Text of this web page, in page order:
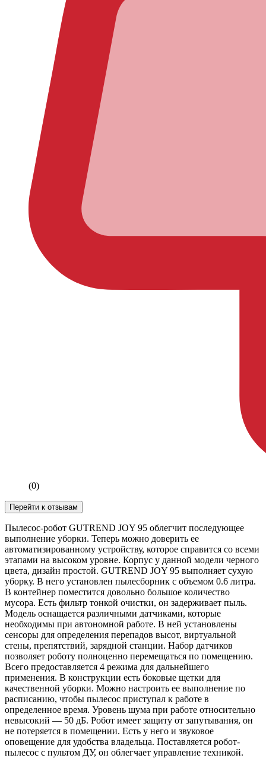
(0)
Перейти к отзывам
Пылесос-робот GUTREND JOY 95 облегчит последующее
выполнение уборки. Теперь можно доверить ее
автоматизированному устройству, которое справится со всеми
этапами на высоком уровне. Корпус у данной модели черного
цвета, дизайн простой. GUTREND JOY 95 выполняет сухую
уборку. В него установлен пылесборник с объемом 0.6 литра.
В контейнер поместится довольно большое количество
мусора. Есть фильтр тонкой очистки, он задерживает пыль.
Модель оснащается различными датчиками, которые
необходимы при автономной работе. В ней установлены
сенсоры для определения перепадов высот, виртуальной
стены, препятствий, зарядной станции. Набор датчиков
позволяет роботу полноценно перемещаться по помещению.
Всего предоставляется 4 режима для дальнейшего
применения. В конструкции есть боковые щетки для
качественной уборки. Можно настроить ее выполнение по
расписанию, чтобы пылесос приступал к работе в
определенное время. Уровень шума при работе относительно
невысокий — 50 дБ. Робот имеет защиту от запутывания, он
не потеряется в помещении. Есть у него и звуковое
оповещение для удобства владельца. Поставляется робот-
пылесос с пультом ДУ, он облегчает управление техникой.